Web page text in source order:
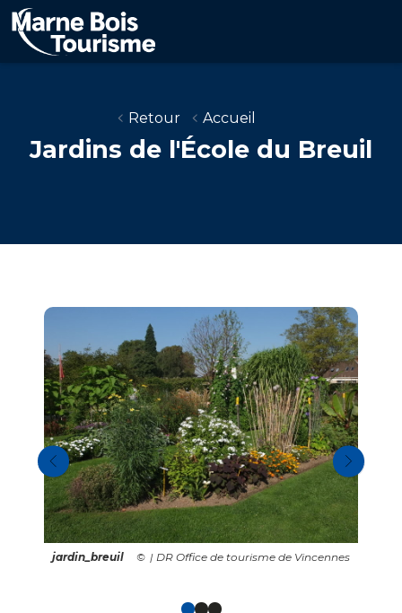
Aller
au
contenu
principal
Retour Accueil
Jardins de l'École du Breuil
jardin_breuil | DR Office de tourisme de Vincennes